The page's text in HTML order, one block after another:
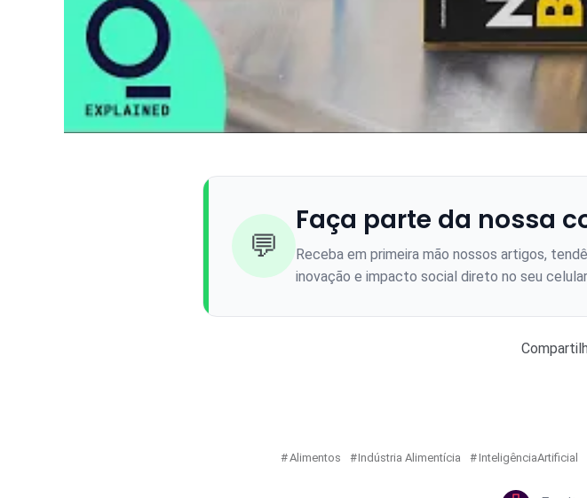
💬
Faça parte da nossa
Receba em primeira mão nossos artigos,
inovação e impacto social direto no seu celular.
Alimentos Indústria Alimentícia InteligênciaArtificial